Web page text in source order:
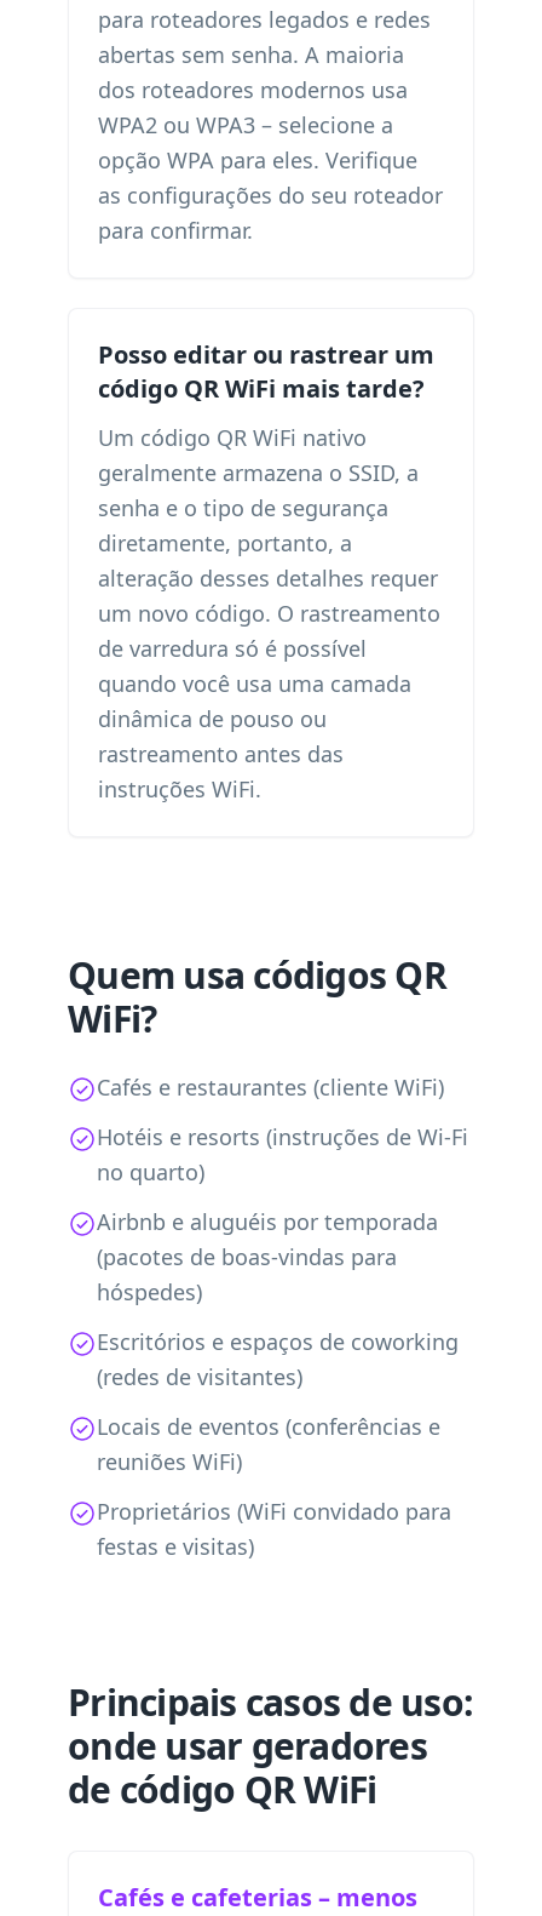
para roteadores legados e redes
abertas sem senha. A maioria
dos roteadores modernos usa
WPA2 ou WPA3 – selecione a
opção WPA para eles. Verifique
as configurações do seu roteador
para confirmar.
Posso editar ou rastrear um
código QR WiFi mais tarde?
Um código QR WiFi nativo
geralmente armazena o SSID, a
senha e o tipo de segurança
diretamente, portanto, a
alteração desses detalhes requer
um novo código. O rastreamento
de varredura só é possível
quando você usa uma camada
dinâmica de pouso ou
rastreamento antes das
instruções WiFi.
Quem usa códigos QR
WiFi?
Cafés e restaurantes (cliente WiFi)
Hotéis e resorts (instruções de Wi-Fi
no quarto)
Airbnb e aluguéis por temporada
(pacotes de boas-vindas para
hóspedes)
Escritórios e espaços de coworking
(redes de visitantes)
Locais de eventos (conferências e
reuniões WiFi)
Proprietários (WiFi convidado para
festas e visitas)
Principais casos de uso:
onde usar geradores
de código QR WiFi
Cafés e cafeterias – menos